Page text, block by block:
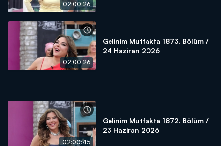
02:00:26
02:00:26
Gelinim Mutfakta 1873. Bölüm /
24 Haziran 2026
02:00:45
Gelinim Mutfakta 1872. Bölüm /
23 Haziran 2026